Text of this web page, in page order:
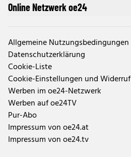
Online Netzwerk oe24
Allgemeine Nutzungsbedingungen
Datenschutzerklärung
Cookie-Liste
Cookie-Einstellungen und Widerruf
Werben im oe24-Netzwerk
Werben auf oe24TV
Pur-Abo
Impressum von oe24.at
Impressum von oe24.tv